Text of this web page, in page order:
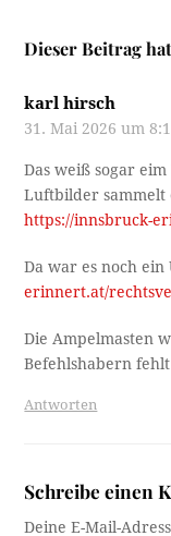
Dieser Beitrag
karl hirsch
31. Mai 2026 um
Das weiß sogar
Luftbilder sammelt
https://innsbruck-
Da war es noch
erinnert.at/
Die Ampelmasten
Befehlshabern
Antworten
Schreibe einen
Deine E-Mail-